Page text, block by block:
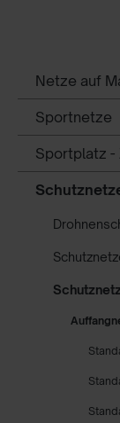
Netze auf
Sportnetze
Sportplatz -